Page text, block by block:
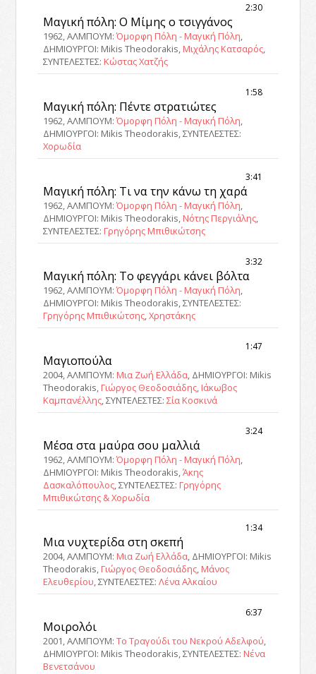
2:30
Μαγική πόλη: Ο Μίμης ο τσιγγάνος
1962, ΑΛΜΠΟΥΜ:Όμορφη Πόλη - Μαγική Πόλη,
ΔΗΜΙΟΥΡΓΟΙ: Mikis Theodorakis, Μιχάλης Κατσαρός,
ΣΥΝΤΕΛΕΣΤΕΣ: Κώστας Χατζής
1:58
Μαγική πόλη: Πέντε στρατιώτες
1962, ΑΛΜΠΟΥΜ:Όμορφη Πόλη - Μαγική Πόλη,
ΔΗΜΙΟΥΡΓΟΙ: Mikis Theodorakis, ΣΥΝΤΕΛΕΣΤΕΣ:
Χορωδία
3:41
Μαγική πόλη: Τι να την κάνω τη χαρά
1962, ΑΛΜΠΟΥΜ:Όμορφη Πόλη - Μαγική Πόλη,
ΔΗΜΙΟΥΡΓΟΙ: Mikis Theodorakis, Νότης Περγιάλης,
ΣΥΝΤΕΛΕΣΤΕΣ: Γρηγόρης Μπιθικώτσης
3:32
Μαγική πόλη: Το φεγγάρι κάνει βόλτα
1962, ΑΛΜΠΟΥΜ:Όμορφη Πόλη - Μαγική Πόλη
ΔΗΜΙΟΥΡΓΟΙ: Mikis Theodorakis, ΣΥΝΤΕΛΕΣΤΕΣ:
Γρηγόρης Μπιθικώτσης ,Χρηστάκης
1:47
Μαγιοπούλα
2004, ΑΛΜΠΟΥΜ: Μια Ζωή Ελλάδα , ΔΗΜΙΟΥΡΓΟΙ: Mikis
Theodorakis, Γιώργος Θεοδοσιάδης Ιάκωβος
Καμπανέλλης , ΣΥΝΤΕΛΕΣΤΕΣ:Σία Κοσκινά
3:24
Μέσα στα μαύρα σου μαλλιά
1962, ΑΛΜΠΟΥΜ:Όμορφη Πόλη - Μαγική Πόλη
ΔΗΜΙΟΥΡΓΟΙ: Mikis Theodorakis,Άκης
Δασκαλόπουλος , ΣΥΝΤΕΛΕΣΤΕΣ: Γρηγόρης
Μπιθικώτσης & Χορωδία
1:34
Μια νυχτερίδα στη σκεπή
2004, ΑΛΜΠΟΥΜ: Μια Ζωή Ελλάδα, ΔΗΜΙΟΥΡΓΟΙ: Mikis
Theodorakis, Γιώργος Θεοδοσιάδης, Μάνος
Ελευθερίου, ΣΥΝΤΕΛΕΣΤΕΣ:Λένα Αλκαίου
6:37
Μοιρολόι
2001, ΑΛΜΠΟΥΜ:Το Τραγούδι του Νεκρού Αδελφού,
ΔΗΜΙΟΥΡΓΟΙ: Mikis Theodorakis, ΣΥΝΤΕΛΕΣΤΕΣ: Νένα
Βενετσάνου